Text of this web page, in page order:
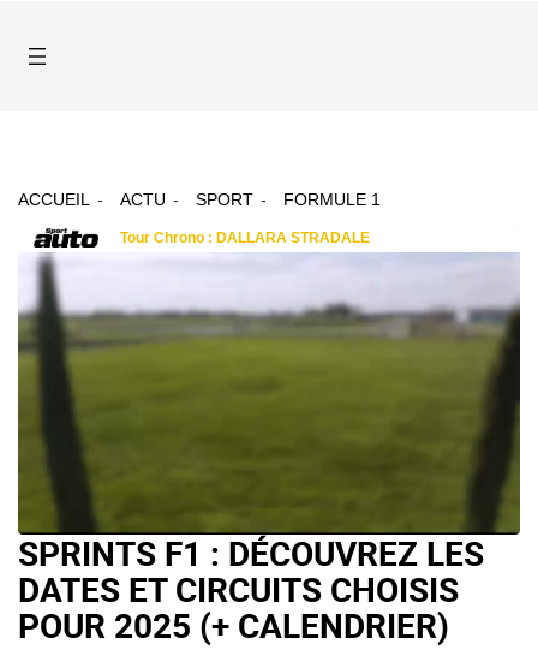
ACCUEIL ACTU SPORT FORMULE 1
SPRINTS F1 : DÉCOUVREZ LES
DATES ET CIRCUITS CHOISIS
POUR 2025 (+ CALENDRIER)